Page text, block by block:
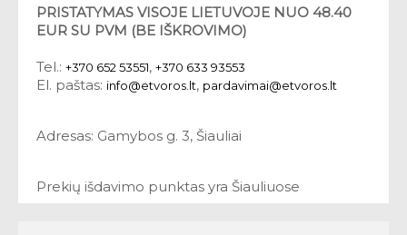
PRISTATYMAS VISOJE LIETUVOJE NUO 48.40
EUR SU PVM (BE IŠKROVIMO)
Tel.: +370 652 53551, +370 633 93553
El. paštas: info@etvoros.lt, pardavimai@etvoros.lt
Adresas: Gamybos g. 3, Šiauliai
Prekių išdavimo punktas yra Šiauliuose